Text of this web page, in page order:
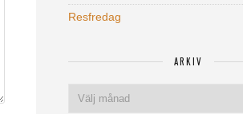
Resfredag
ARKIV